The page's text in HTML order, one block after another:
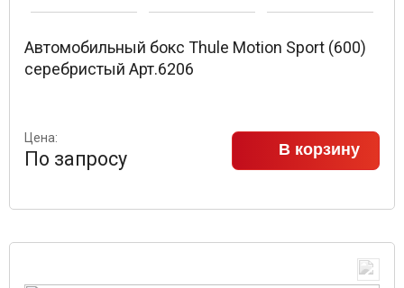
Автомобильный бокс Thule Motion Sport (600)
серебристый Арт.6206
Цена:
По запросу В корзину